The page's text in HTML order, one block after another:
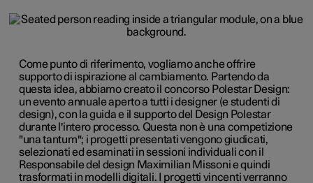
Come punto di riferimento, vogliamo anche offrire
supporto di ispirazione al cambiamento. Partendo da
questa idea, abbiamo creato il concorso Polestar Design:
un evento annuale aperto a tutti i designer (e studenti di
design), con la guida e il supporto del Design Polestar
durante l'intero processo. Questa non è una competizione
"una tantum"; i progetti presentati vengono giudicati,
selezionati ed esaminati in sessioni individuali con il
Responsabile del design Maximilian Missoni e quindi
trasformati in modelli digitali. I progetti vincenti verranno